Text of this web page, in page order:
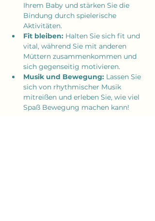
Ihrem Baby und stärken Sie die
Bindung durch spielerische
Aktivitäten.
Fit bleiben: Halten Sie sich fit und
vital, während Sie mit anderen
Müttern zusammenkommen und
sich gegenseitig motivieren.
Musik und Bewegung: Lassen Sie
sich von rhythmischer Musik
mitreißen und erleben Sie, wie viel
Spaß Bewegung machen kann!